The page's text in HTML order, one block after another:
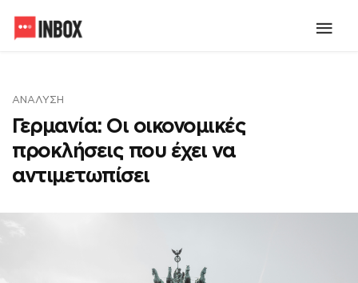
ΑΝΆΛΥΣΗ
Γερμανία: Οι οικονομικές
προκλήσεις που έχει να
αντιμετωπίσει